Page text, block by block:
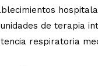
de terapia
respiratoria